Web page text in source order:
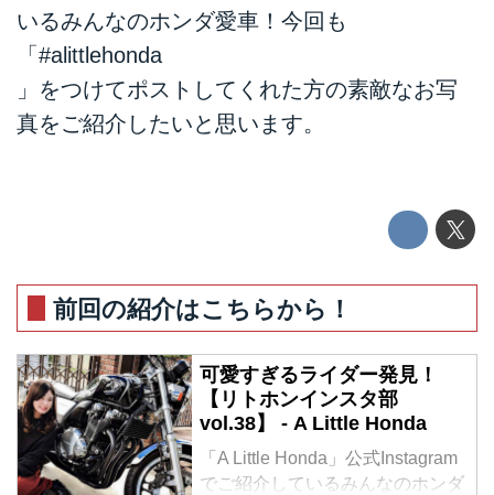
いるみんなのホンダ愛車！今回も
「#alittlehonda
」をつけてポストしてくれた方の素敵なお写
真をご紹介したいと思います。
前回の紹介はこちらから！
可愛すぎるライダー発見！
【リトホンインスタ部
vol.38】 - A Little Honda
「A Little Honda」公式Instagram
でご紹介しているみんなのホンダ